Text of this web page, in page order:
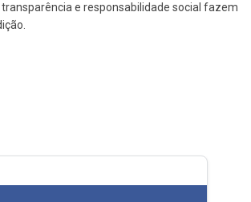
e responsabilidade social fazem